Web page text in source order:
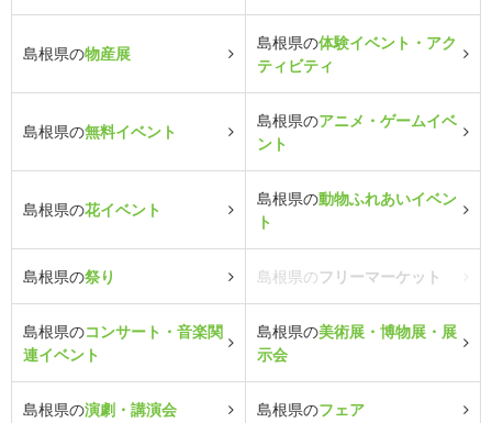
島根県の物産展
島根県の体験イベント・アク
ティビティ
島根県の無料イベント
島根県のアニメ・ゲームイベ
ント
島根県の花イベント
島根県の動物ふれあいイベン
ト
島根県の祭り 島根県のフリーマーケット
島根県のコンサート・音楽関
連イベント
島根県の美術展・博物展・展
示会
島根県の演劇・講演会 島根県のフェア